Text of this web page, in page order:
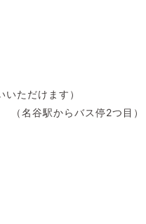
ただけます）
名谷駅からバス停2つ目）